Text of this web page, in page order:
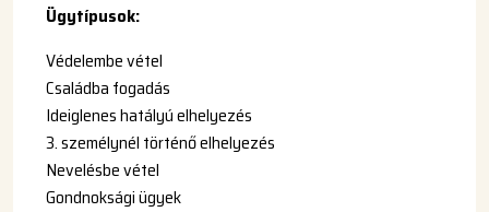
Ügytípusok:
Védelembe vétel
Családba fogadás
Ideiglenes hatályú elhelyezés
3. személynél történő elhelyezés
Nevelésbe vétel
Gondnoksági ügyek